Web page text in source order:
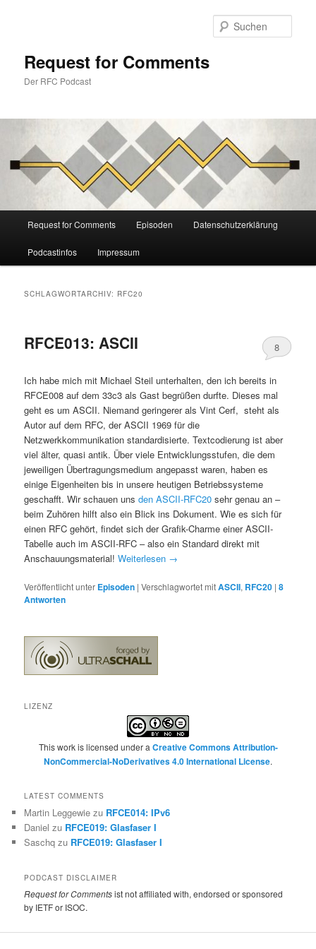
Request for Comments
Der RFC Podcast
Request for Comments Episoden Datenschutzerklärung
Podcastinfos Impressum
SCHLAGWORTARCHIV: RFC20
RFCE013: ASCII 8
Ich habe mich mit Michael Steil unterhalten, den ich bereits in
RFCE008 auf dem 33c3 als Gast begrüßen durfte. Dieses mal
geht es um ASCII. Niemand geringerer als Vint Cerf, steht als
Autor auf dem RFC, der ASCII 1969 für die
Netzwerkkommunikation standardisierte. Textcodierung ist aber
viel älter, quasi antik. Über viele Entwicklungsstufen, die dem
jeweiligen Übertragungsmedium angepasst waren, haben es
einige Eigenheiten bis in unsere heutigen Betriebssysteme
geschafft. Wir schauen unsden ASCII-RFC20 sehr genau an –
beim Zuhören hilft also ein Blick ins Dokument. Wie es sich für
einen RFC gehört, findet sich der Grafik-Charme einer ASCII-
Tabelle auch im ASCII-RFC – also ein Standard direkt mit
Anschauungsmaterial!Weiterlesen →
Veröffentlicht unter Episoden |Verschlagwortet mitASCII, RFC20 |8
Antworten
LIZENZ
This work is licensed under a Creative Commons Attribution-
NonCommercial-NoDerivatives 4.0 International License.
LATEST COMMENTS
Martin Leggewie zu RFCE014: IPv6
Daniel zu RFCE019: Glasfaser I
Saschq zu RFCE019: Glasfaser I
PODCAST DISCLAIMER
Request for Commentsist not affiliated with, endorsed or sponsored
by IETF or ISOC.